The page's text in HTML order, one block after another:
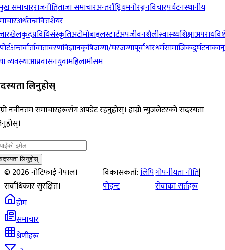
समाचारराजनीतिताजा समाचारअन्तर्राष्ट्रियमनोरञ्जनविचारपर्यटनस्थानीय
अर्थतन्त्रवित्तशेयर
खेलकुदप्रविधिसंस्कृतिअटोमोबाइलस्टार्टअपजीवनशैलीस्वास्थ्यशिक्षाअपराध
अन्तर्वार्तावातावरणविज्ञानकृषिजग्गा/घरजग्गापूर्वाधारधर्मसामाजिकदुर्घटना
व्यवस्थाआप्रवासनयुवामहिलामौसम
लिनुहोस्
नवीनतम समाचारहरूसँग अपडेट रहनुहोस्। हाम्रो न्युजलेटरको सदस्यता
लिनुहोस्
©2026नोटिफाई नेपाल।
सर्वाधिकार सुरक्षित।
विकासकर्ता:लिपि
पोइन्ट
गोपनीयता नीति|
सेवाका सर्तहरू
होम
समाचार
श्रेणीहरू